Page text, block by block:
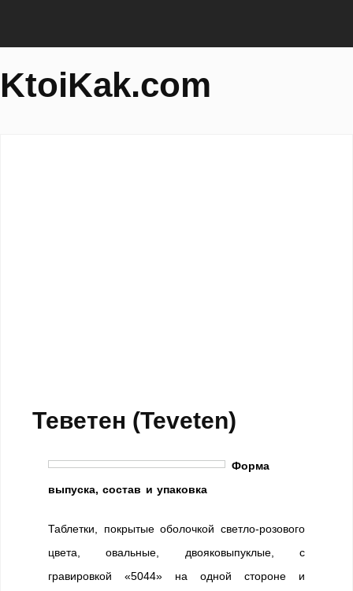
KtoiKak.com
Теветен (Teveten)
Форма
выпуска, состав и упаковка
Таблетки, покрытые оболочкой светло-розового
цвета, овальные, двояковыпуклые, с
гравировкой «5044» на одной стороне и